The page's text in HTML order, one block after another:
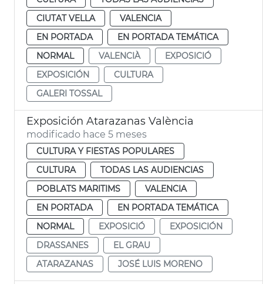
CIUTAT VELLA
VALENCIA
EN PORTADA
EN PORTADA TEMÁTICA
NORMAL
VALENCIÀ
EXPOSICIÓ
EXPOSICIÓN
CULTURA
GALERI TOSSAL
Exposición Atarazanas València
modificado hace 5 meses
CULTURA Y FIESTAS POPULARES
CULTURA
TODAS LAS AUDIENCIAS
POBLATS MARITIMS
VALENCIA
EN PORTADA
EN PORTADA TEMÁTICA
NORMAL
EXPOSICIÓ
EXPOSICIÓN
DRASSANES
EL GRAU
ATARAZANAS
JOSÉ LUIS MORENO